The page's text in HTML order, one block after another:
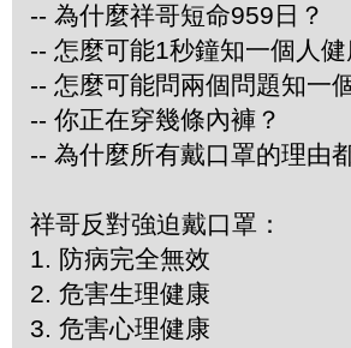
-- 為什麼祥哥短命959日？
-- 怎麼可能1秒鐘知一個人健
-- 怎麼可能問兩個問題知一
-- 你正在穿幾條內褲？
-- 為什麼所有戴口罩的理由
祥哥反對強迫戴口罩：
1. 防病完全無效
2. 危害生理健康
3. 危害心理健康